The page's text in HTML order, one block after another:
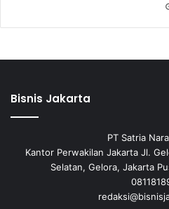
Bisnis Jakarta
PT Satria
Kantor Perwakilan Jakarta Jl.
Selatan, Gelora, Jakarta